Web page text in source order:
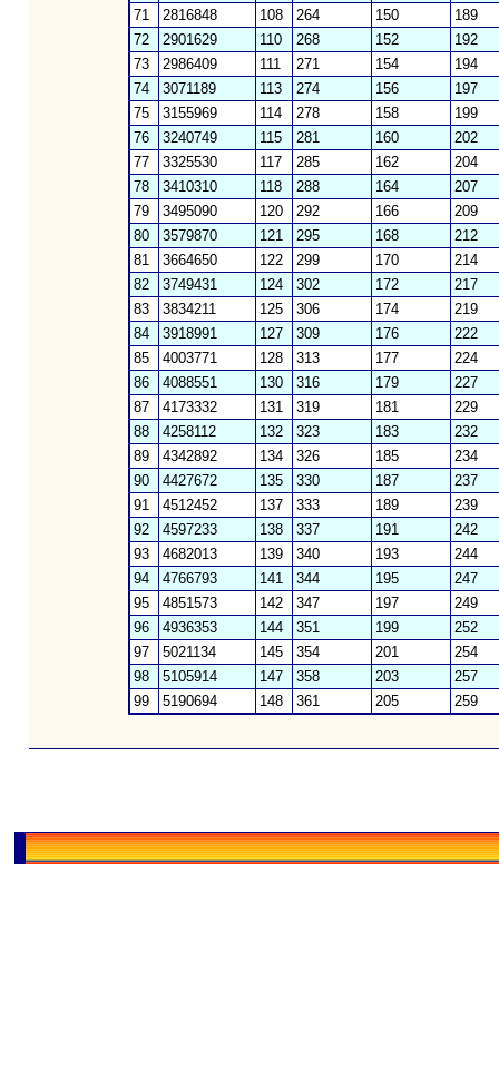
71
2816848 108 264 150
189
72
2901629 110 268 152
192
73
2986409 111 271 154
194
74
3071189 113 274 156
197
75
3155969 114 278 158
199
76
3240749 115 281 160
202
77
3325530 117 285 162
204
78
3410310 118 288 164
207
79
3495090 120 292 166
209
80
3579870 121 295 168
212
81
3664650 122 299 170
214
82
3749431 124 302 172
217
83
3834211 125 306 174
219
84
3918991 127 309 176
222
85
4003771 128 313 177
224
86
4088551 130 316 179
227
87
4173332 131 319 181
229
88
4258112 132 323 183
232
89
4342892 134 326 185
234
90
4427672 135 330 187
237
91
4512452 137 333 189
239
92
4597233 138 337 191
242
93
4682013 139 340 193
244
94
4766793 141 344 195
247
95
4851573 142 347 197
249
96
4936353 144 351 199
252
97
5021134 145 354 201
254
98
5105914 147 358 203
257
99
5190694 148 361 205 259